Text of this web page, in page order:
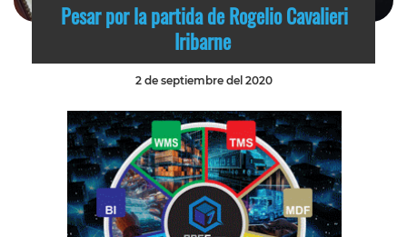
Pesar por la partida de Rogelio Cavalieri
Iribarne
2 de septiembre del 2020